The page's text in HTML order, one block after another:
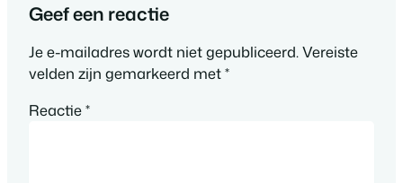
Geef een reactie
Je e-mailadres wordt niet gepubliceerd.Vereiste
velden zijn gemarkeerd met*
Reactie*